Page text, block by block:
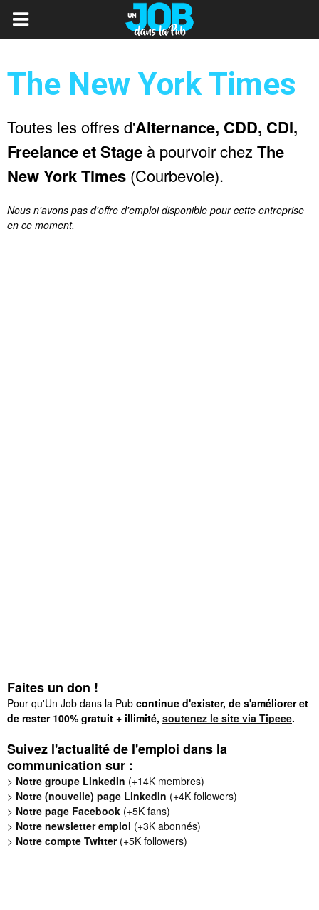
The New York Times
Toutes les offres d'Alternance, CDD, CDI,
Freelance et Stage à pourvoir chez The
New York Times (Courbevoie).
Nous n'avons pas d'offre d'emploi disponible pour cette entreprise
en ce moment.
Faites un don !
Pour qu'Un Job dans la Pub continue d'exister, de s'améliorer et
de rester 100% gratuit + illimité, soutenez le site via Tipeee.
Suivez l'actualité de l'emploi dans la
communication sur :
> Notre groupe LinkedIn (+14K membres)
> Notre (nouvelle) page LinkedIn (+4K followers)
> Notre page Facebook (+5K fans)
> Notre newsletter emploi (+3K abonnés)
> Notre compte Twitter(+5K followers)